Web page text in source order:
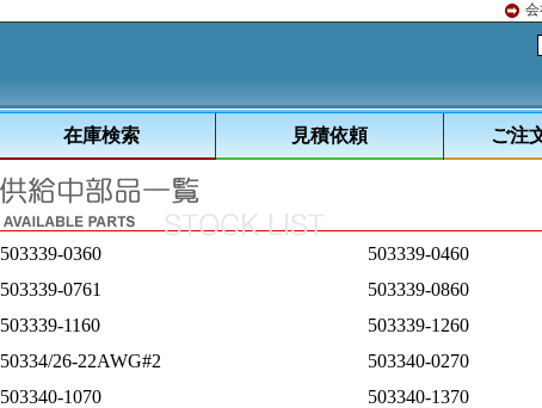
会
在庫検索 見積依頼 ご注
503339-0360 503339-0460
503339-0761
503339-0860
503339-1160
503339-1260
50334/26-22AWG#2
503340-0270
503340-1070
503340-1370